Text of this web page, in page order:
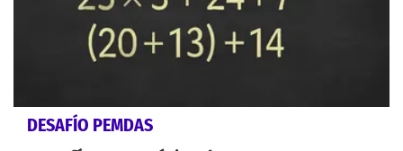
DESAFÍO PEMDAS